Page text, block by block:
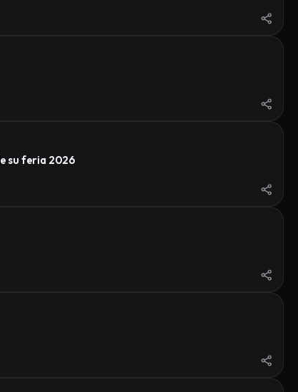
su feria 2026